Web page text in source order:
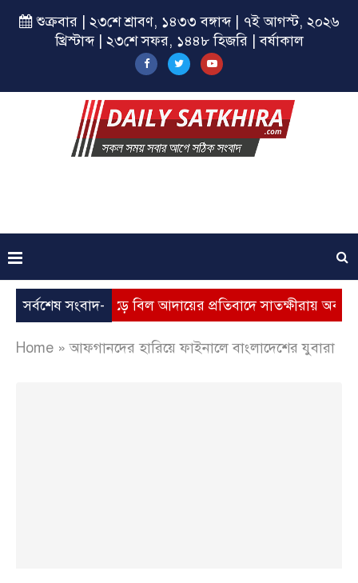
শুক্রবার | ২৩শে শ্রাবণ, ১৪৩৩ বঙ্গাব্দ | ৭ই আগস্ট, ২০২৬
খ্রিস্টাব্দ | ২৩শে সফর, ১৪৪৮ হিজরি | বর্ষাকাল
সর্বশেষ সংবাদ-
ভূতুড়ে বিল আদায়ের প্রতিবাদে সাতক্ষীরায় অবস্থান কর্মসূচি
Home »আফগানদের হারিয়ে ফাইনালে বাংলাদেশের যুবারা